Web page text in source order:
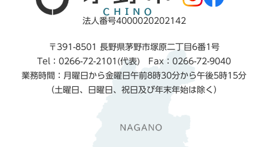
法人番号4000020202142
〒391-8501 長野県茅野市塚原二丁目6番1号
Tel：0266-72-2101(代表) Fax：0266-72-9040
業務時間：月曜日から金曜日午前8時30分から午後5時15分
（土曜日、日曜日、祝日及び年末年始は除く）